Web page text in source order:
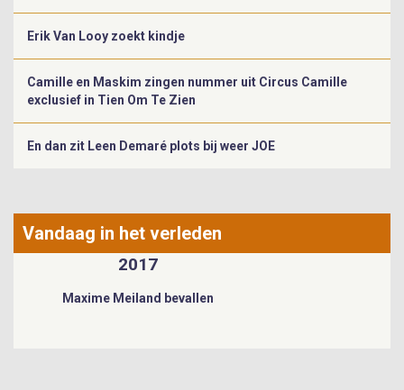
Erik Van Looy zoekt kindje
Camille en Maskim zingen nummer uit Circus Camille
exclusief in Tien Om Te Zien
En dan zit Leen Demaré plots bij weer JOE
Vandaag in het verleden
1984
Esther Phillips overleden